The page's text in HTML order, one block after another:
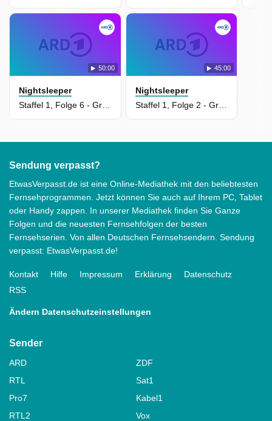
50:00
Nightsleeper
45:00
Nightsleeper
Staffel 1, Folge 2 - Großbritannien 2024
Sendung verpasst?
EtwasVerpasst.de ist eine Online-Mediathek mit den beliebtesten
Fernsehprogrammen. Jetzt können Sie auch auf Ihrem PC, Tablet
oder Handy zappen. In unserer Mediathek finden Sie Ganze
Folgen und die neuesten Fernsehfolgen der besten
Fernsehserien. Von allen Deutschen Fernsehsendern. Sendung
verpasst: EtwasVerpasst.de!
Kontakt Hilfe Impressum Erklärung
Datenschutz
RSS
Ändern Datenschutzeinstellungen
Sender
ARD
ZDF
RTL
Sat1
Pro7
Kabel1
RTL2
Vox